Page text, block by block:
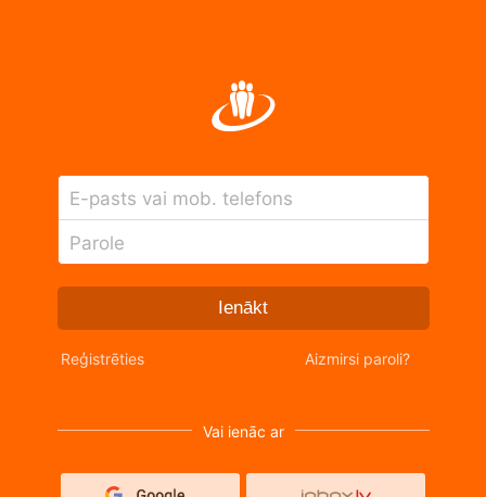
E-pasts vai mob. telefons
Parole
Ienākt
Reģistrēties Aizmirsi paroli?
Vai ienāc ar